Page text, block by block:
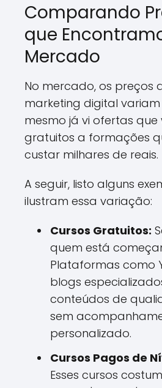
Comparando
que
Mercado
No mercado, os preços
marketing digital variam
mesmo já vi ofertas que
gratuitos a formações
custar milhares de reais.
A seguir, listo alguns
ilustram essa variação:
Cursos Gratuitos:
quem está
Plataformas como
blogs
conteúdos de
sem
personalizado.
Cursos Pagos de
Esses cursos